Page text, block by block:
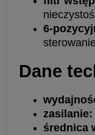
6-
Dane
zasilanie:
średnica